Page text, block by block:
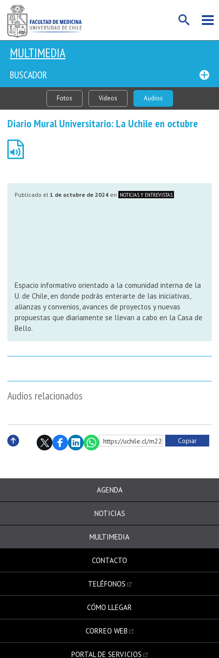
MULTIMEDIA
BUSCADOR
Fotos Videos Audios
Diario Mural Universitario: La Uchile en octubre
Audios relacionados
Publicado el 1 de octubre de 2024 en NOTICIAS Y ENTREVISTAS
Espacio informativo orientado a la comunidad interna de la
U. de Chile, en donde podrás enterarte de las iniciativas,
alianzas y convenios, avances de proyectos y nuevas
propuestas que diariamente se llevan a cabo en la Casa de
Bello.
https://uchile.cl/m220958 Copiar
AGENDA
NOTICIAS
MULTIMEDIA
CONTACTO
TELÉFONOS
CÓMO LLEGAR
CORREO WEB
PORTAL DE SERVICIOS